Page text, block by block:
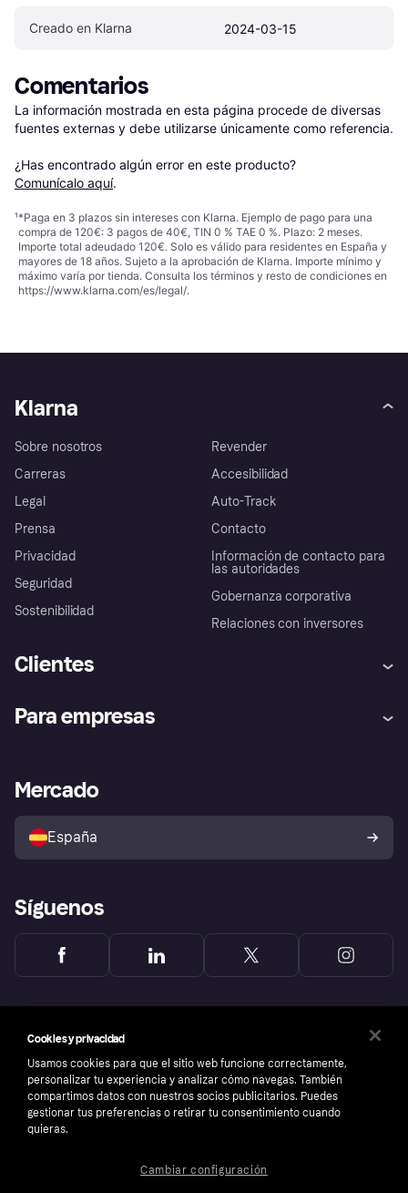
Creado en Klarna 2024-03-15
Comentarios
La información mostrada en esta página procede de diversas
fuentes externas y debe utilizarse únicamente como referencia.
¿Has encontrado algún error en este producto?
Comunícalo aquí.
¹*Paga en 3 plazos sin intereses con Klarna. Ejemplo de pago para una
compra de 120€: 3 pagos de 40€, TIN 0 % TAE 0 %. Plazo: 2 meses.
Importe total adeudado 120€. Solo es válido para residentes en España y
mayores de 18 años. Sujeto a la aprobación de Klarna. Importe mínimo y
máximo varía por tienda. Consulta los términos y resto de condiciones en
https://www.klarna.com/es/legal/.
Klarna
Sobre nosotros
Carreras
Legal
Prensa
Privacidad
Seguridad
Sostenibilidad
Revender
Accesibilidad
Auto-Track
Contacto
Información de contacto para
las autoridades
Gobernanza corporativa
Relaciones con inversores
Clientes
Inicio de sesión
Directorio de tiendas
Política de protección al
comprador de Klarna
Reclamaciones
Para empresas
Acceso empresas
Mercado
España
Síguenos
Cookies y privacidad
Usamos cookies para que el sitio web funcione correctamente,
personalizar tu experiencia y analizar cómo navegas. También
compartimos datos con nuestros socios publicitarios. Puedes
gestionar tus preferencias o retirar tu consentimiento cuando
quieras.
Cambiar configuración